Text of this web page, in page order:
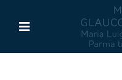
contenuto
Toggle